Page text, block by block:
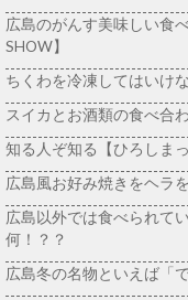
広島のがんす美味しい食
SHOW】
ちくわを冷凍してはいけ
スイカとお酒類の食べ合
知る人ぞ知る【ひろしまっ
広島風お好み焼きをヘラ
広島以外では食べられて
何！？？
広島冬の名物といえば「